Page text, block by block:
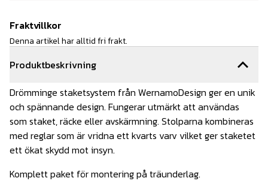
Produktbeskrivning
Drömminge staketsystem från WernamoDesign ger en unik
och spännande design. Fungerar utmärkt att användas
som staket, räcke eller avskärmning. Stolparna kombineras
med reglar som är vridna ett kvarts varv vilket ger staketet
ett ökat skydd mot insyn.
Komplett paket för montering på träunderlag.
Fraktvillkor
Denna artikel har alltid fri frakt.